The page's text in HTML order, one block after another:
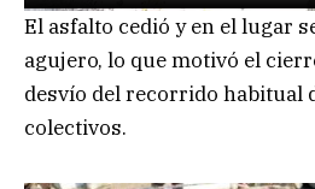
El asfalto cedió y en el lugar
agujero, lo que motivó el
desvío del recorrido habitual
colectivos.